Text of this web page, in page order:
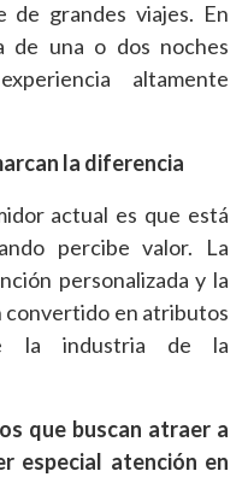
de grandes viajes. En
de una o dos noches
altamente
la diferencia
actual es que está
percibe valor. La
personalizada y la
convertido en atributos
la industria de la
que buscan atraer a
especial atención en